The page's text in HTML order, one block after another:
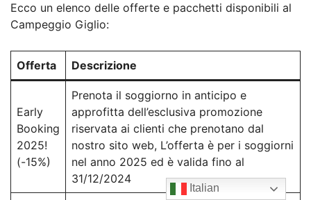
Ecco un elenco delle offerte e pacchetti disponibili al
Campeggio Giglio:
Offerta Descrizione
Early
Booking
2025!
(-15%)
Prenota il soggiorno in anticipo e
approfitta dell’esclusiva promozione
riservata ai clienti che prenotano dal
nostro sito web, L’offerta è per i soggiorni
nel anno 2025 ed è valida fino al
31/12/2024
Italian